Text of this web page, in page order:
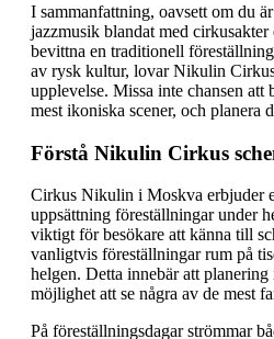
I sammanfattning, oavsett om du
jazzmusik blandat med cirkusakter
bevittna en traditionell
av rysk kultur, lovar Nikulin
upplevelse. Missa inte chansen att
mest ikoniska scener, och planera
Förstå Nikulin Cirkus
Cirkus Nikulin i Moskva erbjuder
uppsättning föreställningar under
viktigt för besökare att känna till
vanligtvis föreställningar rum på
helgen. Detta innebär att
möjlighet att se några av de mest
På föreställningsdagar strömmar